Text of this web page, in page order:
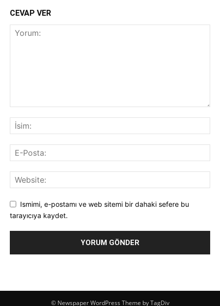
CEVAP VER
Ismimi, e-postamı ve web sitemi bir dahaki sefere bu
tarayıcıya kaydet.
© Newspaper WordPress Theme by TagDiv